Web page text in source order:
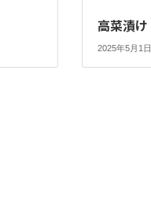
高菜漬け
2025年5月1日